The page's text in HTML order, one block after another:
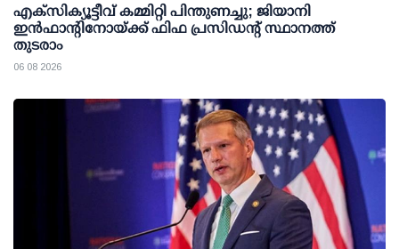
എക്സിക്യൂട്ടീവ് കമ്മിറ്റി പിന്തുണച്ചു; ജിയാനി
ഇന്‍ഫാന്റിനോയ്ക്ക് ഫിഫ പ്രസിഡന്റ് സ്ഥാനത്ത്
തുടരാം
06 08 2026